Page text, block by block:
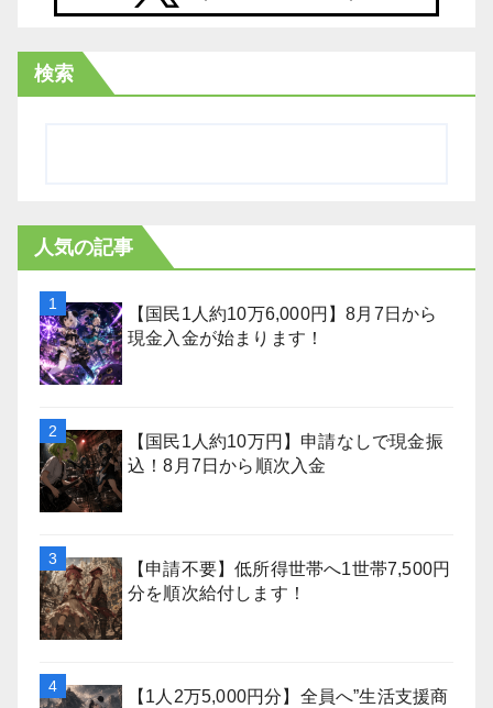
検索
人気の記事
【国民1人約10万6,000円】8月7日から
現金入金が始まります！
【国民1人約10万円】申請なしで現金振
込！8月7日から順次入金
【申請不要】低所得世帯へ1世帯7,500円
分を順次給付します！
【1人2万5,000円分】全員へ”生活支援商